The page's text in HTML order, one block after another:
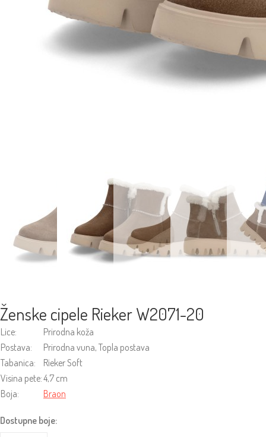
Ženske cipele Rieker W2071-20
Lice:
Prirodna koža
Postava:
Prirodna vuna, Topla postava
Tabanica:
Rieker Soft
Visina pete:4,7 cm
Boja:
Braon
Dostupne boje: